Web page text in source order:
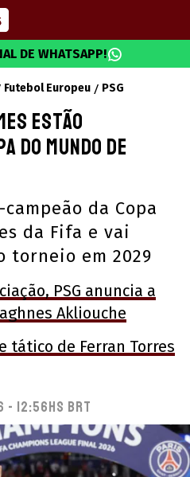
DE WHATSAPP!
Futebol Europeu PSG
estão
do Mundo de
da Copa
da Fifa e vai
em 2029
PSG anuncia a
Akliouche
tático de Ferran Torres
- 12:56hs BRT